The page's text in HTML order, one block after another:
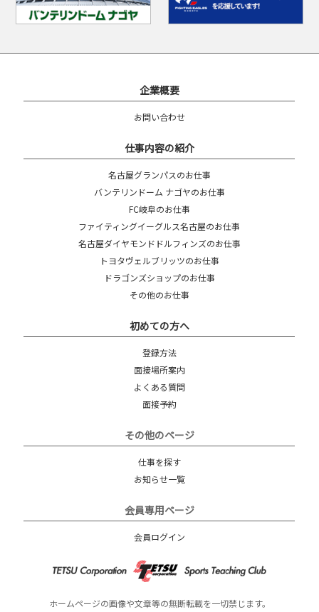
企業概要
お問い合わせ
仕事内容の紹介
名古屋グランパスのお仕事
バンテリンドーム ナゴヤのお仕事
FC岐阜のお仕事
ファイティングイーグルス名古屋のお仕事
名古屋ダイヤモンドドルフィンズのお仕事
トヨタヴェルブリッツのお仕事
ドラゴンズショップのお仕事
その他のお仕事
初めての方へ
登録方法
面接場所案内
よくある質問
面接予約
その他のページ
仕事を探す
お知らせ一覧
会員専用ページ
会員ログイン
ホームページの画像や文章等の無断転載を一切禁じます。